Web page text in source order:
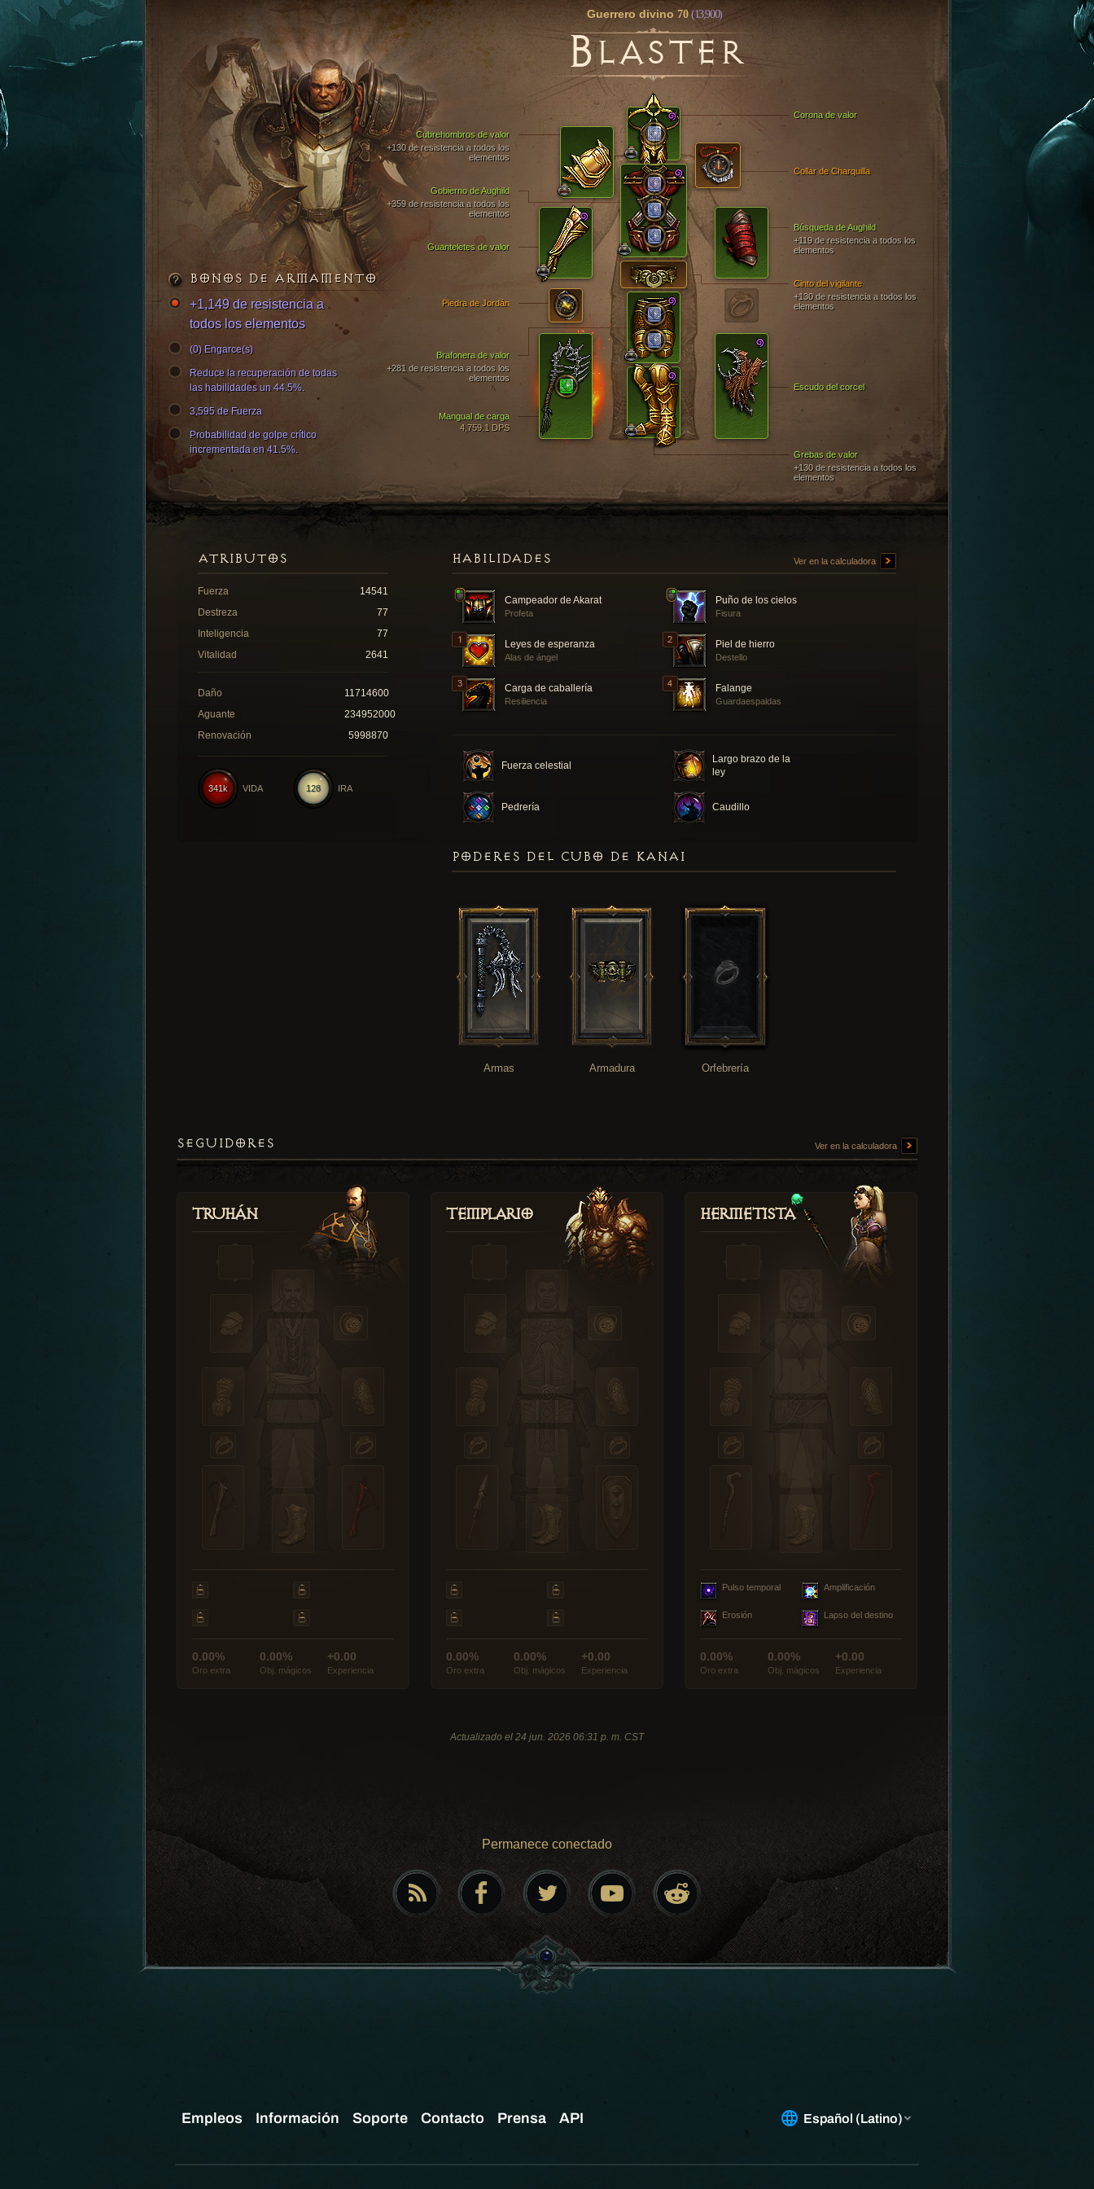
Guerrero divino 70 (13,900)
BLASTER
Corona de valor
Gobierno de Aughild
+359 de resistencia a todos los
elementos
Grebas de valor
+130 de resistencia a todos los
elementos
Guanteletes de valor
Cubrehombros de valor
+130 de resistencia a todos los
elementos
Brafonera de valor
+281 de resistencia a todos los
elementos
Búsqueda de Aughild
+119 de resistencia a todos los
elementos
Mangual de carga
4,759.1 DPS
Escudo del corcel
Cinto del vigilante
+130 de resistencia a todos los
elementos
Piedra de Jordán
Collar de Charquilla
BONOS DE ARMAMENTO
+1,149 de resistencia a
todos los elementos
(0) Engarce(s)
Reduce la recuperación de todas
las habilidades un 44.5%.
3,595 de Fuerza
Probabilidad de golpe crítico
incrementada en 41.5%.
HABILIDADES Ver en la calculadora
Campeador de Akarat
Profeta
Puño de los cielos
Fisura
Leyes de esperanza
Alas de ángel
Piel de hierro
Destello
Carga de caballería
Resiliencia
Falange
Guardaespaldas
Fuerza celestial
Largo brazo de la
ley
Pedrería Caudillo
ATRIBUTOS
Fuerza
14541
Destreza
77
Inteligencia
77
Vitalidad
2641
Daño
11714600
Aguante
234952000
Renovación
5998870
128 IRA
341k VIDA
PODERES DEL CUBO DE KANAI
Armas Armadura Orfebrería
SEGUIDORES Ver en la calculadora
Truhán
0.00%
Oro extra
0.00%
Obj. mágicos
+0.00
Experiencia
Templario
0.00%
Oro extra
0.00%
Obj. mágicos
+0.00
Experiencia
Hermetista
Pulso temporal Amplificación
Erosión Lapso del destino
0.00%
Oro extra
0.00%
Obj. mágicos
+0.00
Experiencia
Actualizado el 24 jun. 2026 06:31 p. m. CST
Permanece conectado